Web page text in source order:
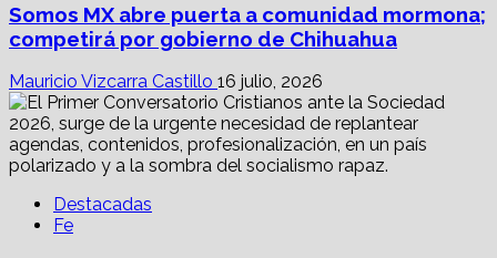
Somos MX abre puerta a comunidad mormona;
competirá por gobierno de Chihuahua
Mauricio Vizcarra Castillo 16 julio, 2026
Destacadas
Fe